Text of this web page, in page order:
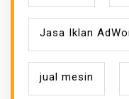
Jasa Iklan
jual mesin